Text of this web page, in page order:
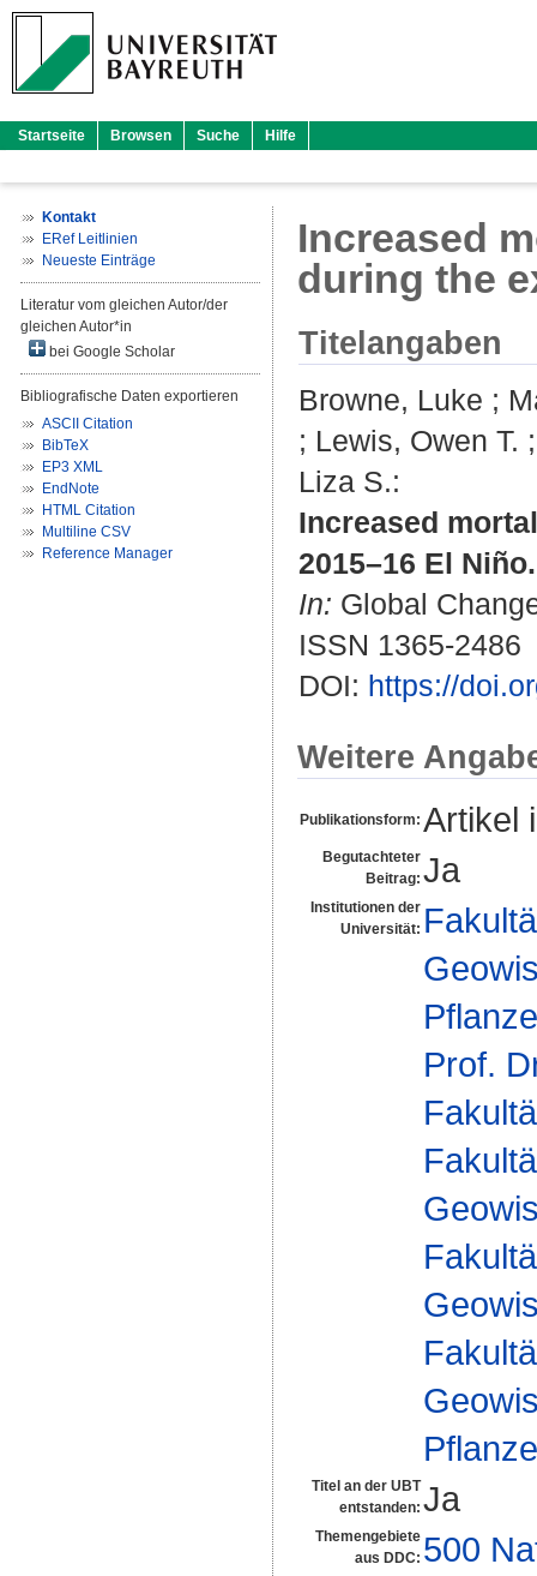
Startseite Browsen Suche Hilfe
Kontakt
ERef Leitlinien
Neueste Einträge
Literatur vom gleichen Autor/der
gleichen Autor*in
bei Google Scholar
Bibliografische Daten exportieren
ASCII Citation
BibTeX
EP3 XML
EndNote
HTML Citation
Multiline CSV
Reference Manager
Increased
during the
Titelangaben
Browne, Luke ;
; Lewis, Owen T.
Liza S.:
Increased
2015–16 El Niño.
In: Global
ISSN 1365-2486
DOI: https://
Weitere
Publikationsform: Artikel
Begutachteter
Beitrag: Ja
Institutionen der
Universität:
Prof.
Titel an der UBT
entstanden: Ja
Themengebiete
aus DDC: 500